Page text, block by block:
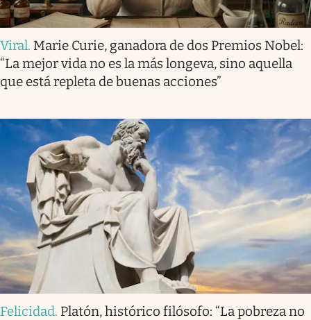
Viral. Marie Curie, ganadora de dos Premios Nobel:
“La mejor vida no es la más longeva, sino aquella
que está repleta de buenas acciones”
Felicidad. Platón, histórico filósofo: “La pobreza no